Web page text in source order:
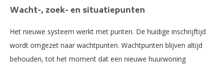
Wacht-, zoek- en situatiepunten
Het nieuwe systeem werkt met punten. De huidige inschrijftijd
wordt omgezet naar wachtpunten. Wachtpunten blijven altijd
behouden, tot het moment dat een nieuwe huurwoning